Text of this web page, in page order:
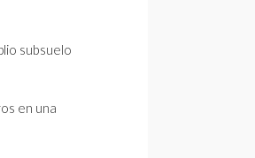
subsuelo
en una